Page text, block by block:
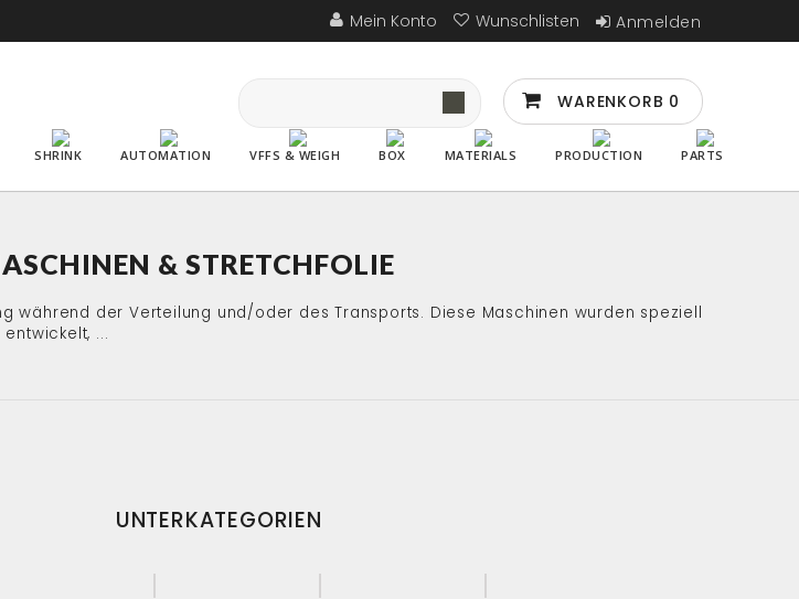
Anmelden
Mein Konto Wunschlisten
WARENKORB 0
SHRINK AUTOMATION VFFS & WEIGH BOX MATERIALS PRODUCTION PARTS
& STRETCHFOLIE
der Verteilung und/oder des Transports. Diese Maschinen wurden speziell
entwickelt, ...
UNTERKATEGORIEN